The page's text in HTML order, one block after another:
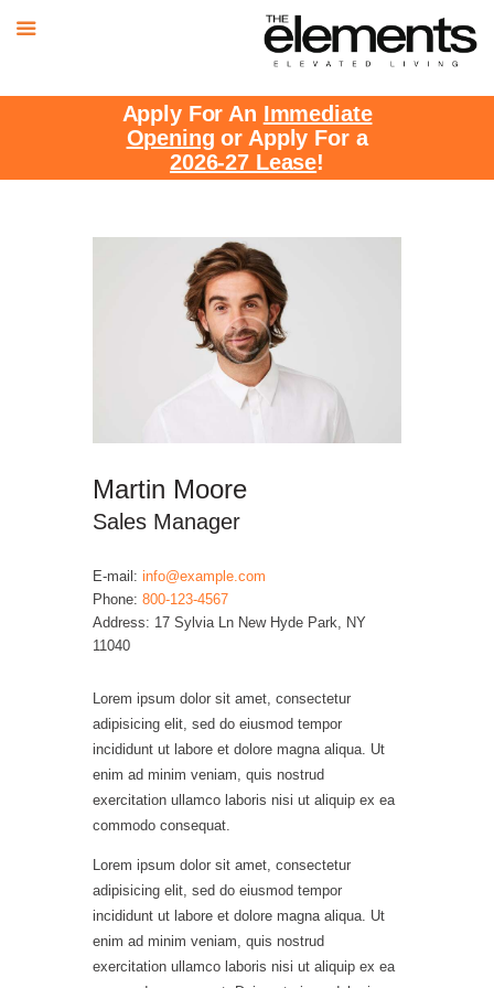
Apply For An Immediate
Opening or Apply For a
2026-27 Lease!
Martin Moore
Sales Manager
E-mail: info@example.com
Phone: 800-123-4567
Address: 17 Sylvia Ln New Hyde Park, NY
11040
Lorem ipsum dolor sit amet, consectetur
adipisicing elit, sed do eiusmod tempor
incididunt ut labore et dolore magna aliqua. Ut
enim ad minim veniam, quis nostrud
exercitation ullamco laboris nisi ut aliquip ex ea
commodo consequat.
Lorem ipsum dolor sit amet, consectetur
adipisicing elit, sed do eiusmod tempor
incididunt ut labore et dolore magna aliqua. Ut
enim ad minim veniam, quis nostrud
exercitation ullamco laboris nisi ut aliquip ex ea